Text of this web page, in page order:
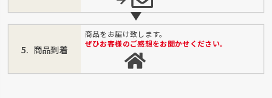
商品到着
商品をお届け致します。
ぜひお客様のご感想をお聞かせください。